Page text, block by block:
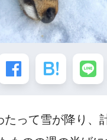
たって雪が降り、